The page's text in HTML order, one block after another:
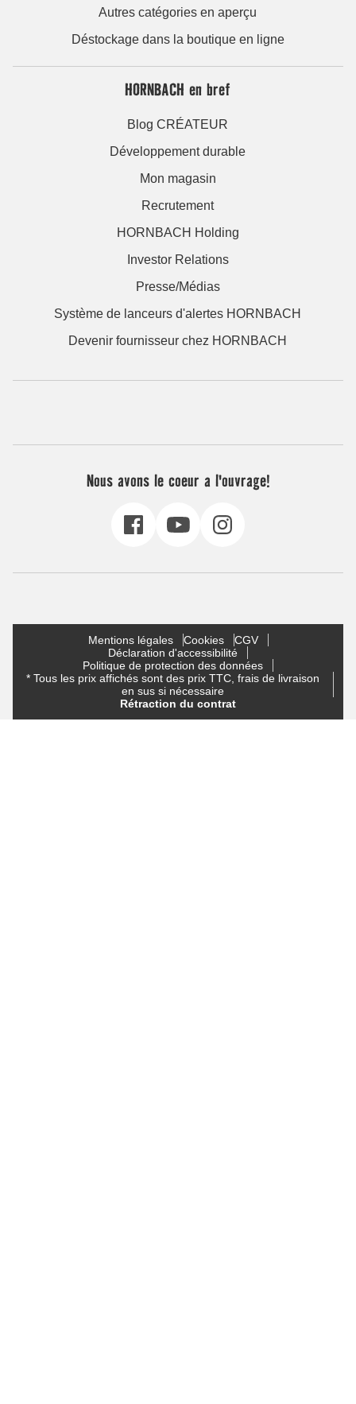
Autres catégories en aperçu
Déstockage dans la boutique en ligne
HORNBACH en bref
Blog CRÉATEUR
Développement durable
Mon magasin
Recrutement
HORNBACH Holding
Investor Relations
Presse/Médias
Système de lanceurs d'alertes HORNBACH
Devenir fournisseur chez HORNBACH
Nous avons le coeur a l'ouvrage!
Mentions légales Cookies
CGV
Déclaration d'accessibilité
Politique de protection des données
* Tous les prix affichés sont des prix TTC, frais de livraison
en sus si nécessaire
Rétraction du contrat